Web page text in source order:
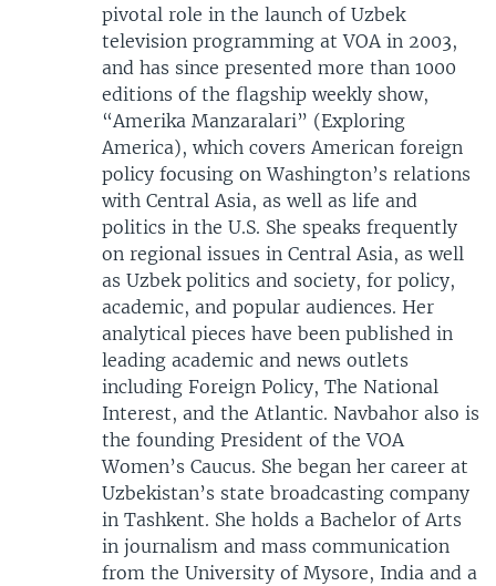
pivotal role in the launch of Uzbek
television programming at VOA in 2003,
and has since presented more than 1000
editions of the flagship weekly show,
“Amerika Manzaralari” (Exploring
America), which covers American foreign
policy focusing on Washington’s relations
with Central Asia, as well as life and
politics in the U.S. She speaks frequently
on regional issues in Central Asia, as well
as Uzbek politics and society, for policy,
academic, and popular audiences. Her
analytical pieces have been published in
leading academic and news outlets
including Foreign Policy, The National
Interest, and the Atlantic. Navbahor also is
the founding President of the VOA
Women’s Caucus. She began her career at
Uzbekistan’s state broadcasting company
in Tashkent. She holds a Bachelor of Arts
in journalism and mass communication
from the University of Mysore, India and a